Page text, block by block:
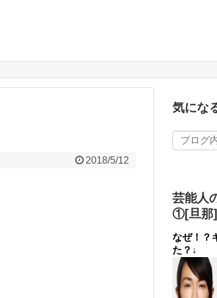
2018/5/12
気にな
芸能人
①[旦那]
なぜ！？
た？↓